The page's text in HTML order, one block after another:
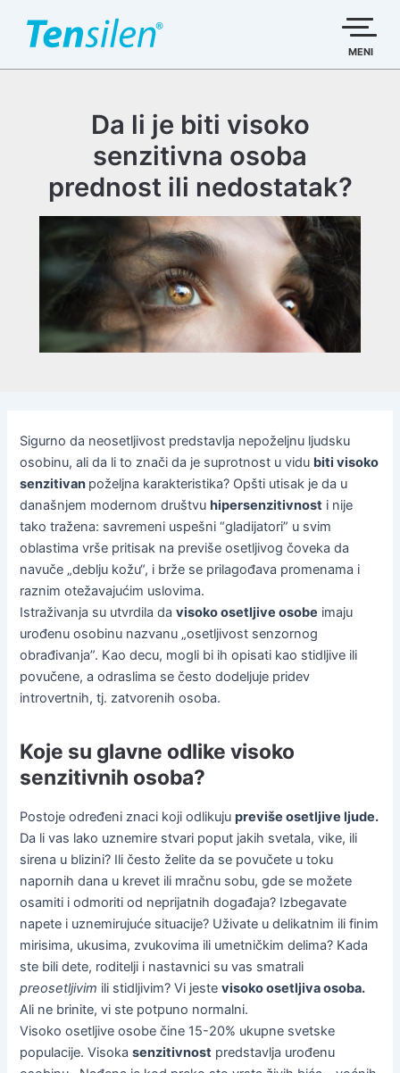
садржај
MENI
Da li je biti visoko
senzitivna osoba
prednost ili nedostatak?
Sigurno da neosetljivost predstavlja nepoželjnu ljudsku
osobinu, ali da li to znači da je suprotnost u vidu biti visoko
senzitivan poželjna karakteristika? Opšti utisak je da u
današnjem modernom društvuhipersenzitivnost i nije
tako tražena: savremeni uspešni “gladijatori” u svim
oblastima vrše pritisak na previše osetljivog čoveka da
navuče „deblju kožu“, i brže se prilagođava promenama i
raznim otežavajućim uslovima.
Istraživanja su utvrdila davisoko osetljive osobe imaju
urođenu osobinu nazvanu „osetljivost senzornog
obrađivanja”. Kao decu, mogli bi ih opisati kao stidljive ili
povučene, a odraslima se često dodeljuje pridev
introvertnih, tj. zatvorenih osoba.
Koje su glavne odlike visoko
senzitivnih osoba?
Postoje određeni znaci koji odlikujupreviše osetljive ljude.
Da li vas lako uznemire stvari poput jakih svetala, vike, ili
sirena u blizini? Ili često želite da se povučete u toku
napornih dana u krevet ili mračnu sobu, gde se možete
osamiti i odmoriti od neprijatnih događaja? Izbegavate
napete i uznemirujuće situacije? Uživate u delikatnim ili finim
mirisima, ukusima, zvukovima ili umetničkim delima? Kada
ste bili dete, roditelji i nastavnici su vas smatrali
preosetljivim ili stidljivim? Vi jestevisoko osetljiva osoba.
Ali ne brinite, vi ste potpuno normalni.
Visoko osetljive osobe čine 15-20% ukupne svetske
populacije. Visokasenzitivnost predstavlja urođenu